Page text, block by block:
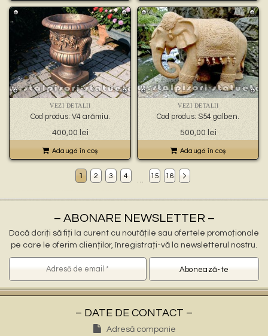
VEZI DETALII
Cod produs: V4 arămiu.
400,00 lei
Adaugă în coş
VEZI DETALII
Cod produs: S54 galben.
500,00 lei
Adaugă în coş
1 2 3 4 15 16
– ABONARE NEWSLETTER –
Dacă doriți să fiți la curent cu noutățile sau ofertele promoționale
pe care le oferim clienților, înregistrați-vă la newsletterul nostru.
– DATE DE CONTACT –
Adresă companie